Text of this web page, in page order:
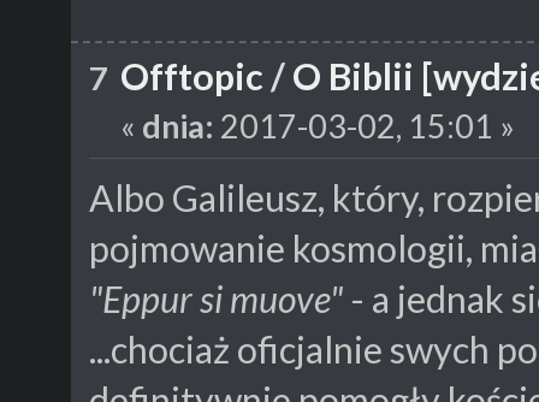
7 Offtopic /O Biblii
« dnia: 2017-03-02, 15:01 »
Albo Galileusz, który,
pojmowanie kosmologii,
"Eppur si muove"- a jednak
...chociaż oficjalnie swych